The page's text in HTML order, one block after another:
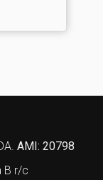
AMI: 20798
B r/c